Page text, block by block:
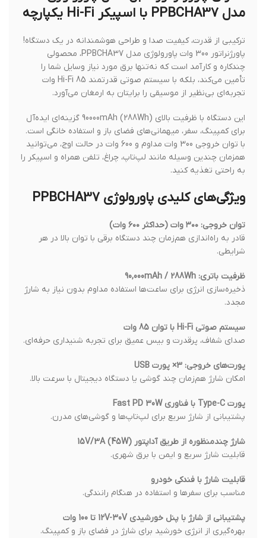
مدل PPBCHA37 با اسپیکر Hi-Fi یکپارچه
ترکیبی از قدرت، کیفیت صدا و طراحی هوشمندانه در یک دستگاه!
پاورژنراتور 300 وات پاورولوژی مدل PPBCHA37، محصولی
چندکاره و کارآمد است که نه‌تنها برق مورد نیاز وسایل شما را
تأمین می‌کند، بلکه با سیستم صوتی قدرتمند Hi-Fi 85 وات
تجربه‌ای بی‌نظیر از موسیقی را برایتان به ارمغان می‌آورد.
این دستگاه با ظرفیت بالای 90000mAh (288Wh) گزینه‌ای ایده‌آل
برای کمپینگ، سفر، میهمانی‌های فضای باز و استفاده خانگی است.
با توان خروجی 300 وات مداوم و 600 وات در حالت اوج، می‌توانید
همزمان چندین وسیله مانند لپ‌تاپ، چراغ، تلفن همراه و اسپیکر را
به راحتی تغذیه کنید.
ویژگی‌های کلیدی پاورولوژی PPBCHA37
توان خروجی: ۳۰۰ وات (حداکثر ۶۰۰ وات)
قادر به راه‌اندازی هم‌زمان چند دستگاه برقی با توان بالا در هر
شرایطی.
ظرفیت باتری: 90,000mAh / 288Wh
ذخیره‌سازی انرژی برای ساعت‌ها استفاده مداوم بدون نیاز به شارژ
مجدد.
سیستم صوتی Hi-Fi با توان 85 وات
صدای شفاف، پرقدرت و بیس عمیق برای تجربه شنیداری حرفه‌ای.
پورت‌های خروجی: 3× پورت USB
امکان شارژ هم‌زمان چند گوشی یا دستگاه دیجیتال با سرعت بالا.
پورت Type-C با فناوری Fast PD 30W
پشتیبانی از شارژ سریع برای لپ‌تاپ‌ها و گوشی‌های مدرن.
شارژ چندمنظوره از طریق آداپتور 15V/3A (45W)
قابلیت شارژ سریع و ایمن با برق شهری.
قابلیت شارژ با فندکی خودرو
مناسب برای سفرها و استفاده در هنگام رانندگی.
پشتیبانی از شارژ با پنل خورشیدی 12V-30V تا 100 وات
بهره‌گیری از انرژی خورشید برای شارژ در فضای باز و کمپینگ.